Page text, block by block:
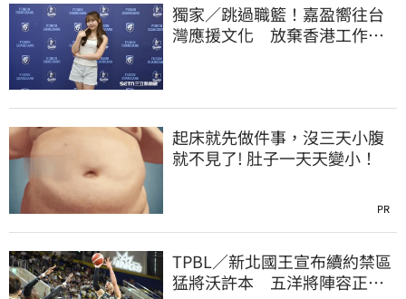
獨家／跳過職籃！嘉盈嚮往台
灣應援文化 放棄香港工作跨
起床就先做件事，沒三天小腹
就不見了! 肚子一天天變小！
PR
TPBL／新北國王宣布續約禁區
猛將沃許本 五洋將陣容正式